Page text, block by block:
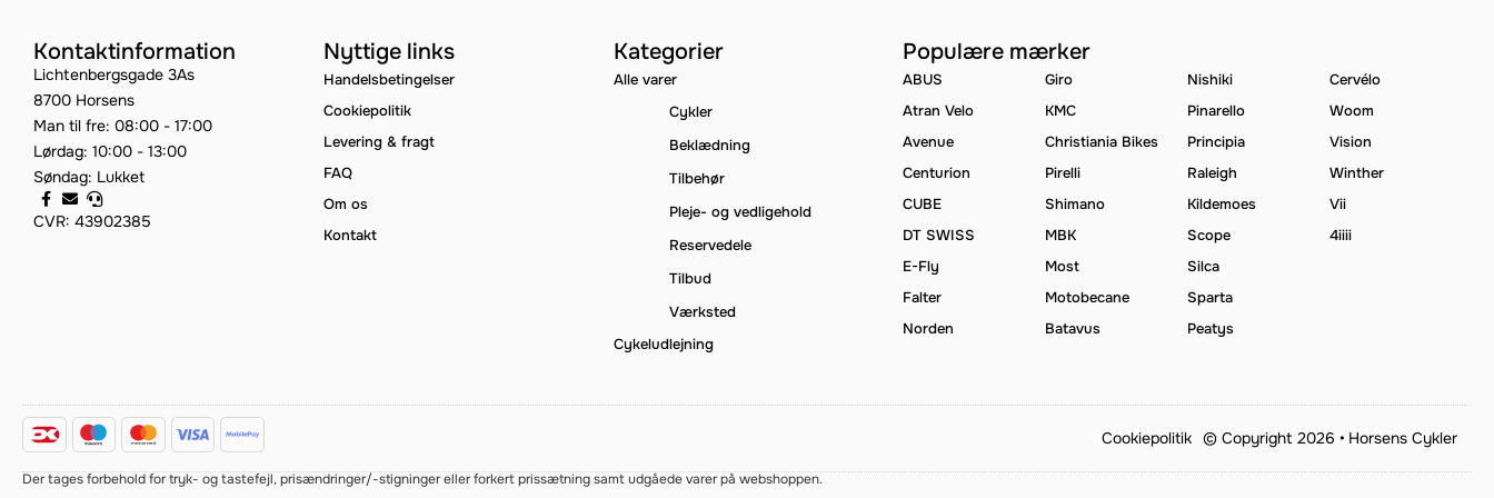
Kontaktinformation
Lichtenbergsgade 3As
8700 Horsens
Man til fre: 08:00 - 17:00
Lørdag: 10:00 - 13:00
Søndag: Lukket
CVR: 43902385
Nyttige links
Handelsbetingelser
Cookiepolitik
Levering & fragt
FAQ
Om os
Kontakt
Kategorier
Alle varer
Cykler
Beklædning
Tilbehør
Pleje- og vedligehold
Reservedele
Tilbud
Værksted
Cykeludlejning
Populære mærker
ABUS
Atran Velo
Avenue
Centurion
CUBE
DT SWISS
E-Fly
Falter
Norden
Giro
KMC
Christiania Bikes
Pirelli
Shimano
MBK
Most
Motobecane
Batavus
Nishiki
Pinarello
Principia
Raleigh
Kildemoes
Scope
Silca
Sparta
Peatys
Cervélo
Woom
Vision
Winther
Vii
4iiii
Cookiepolitik © Copyright 2026 • Horsens Cykler
Der tages forbehold for tryk- og tastefejl, prisændringer/-stigninger eller forkert prissætning samt udgåede varer på webshoppen.